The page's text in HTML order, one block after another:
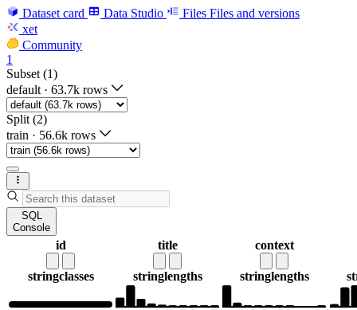
Dataset card Data Studio Files Files and versions
xet
Community
1
Subset (1)
default · 63.7k rows
Split (2)
train · 56.6k rows
SQL
Console
id
stringclasses
title
stringlengths
context
stringlengths